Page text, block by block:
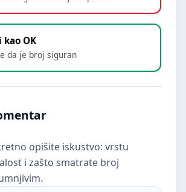
kao OK
da je broj siguran
opišite iskustvo: vrstu
i zašto smatrate broj